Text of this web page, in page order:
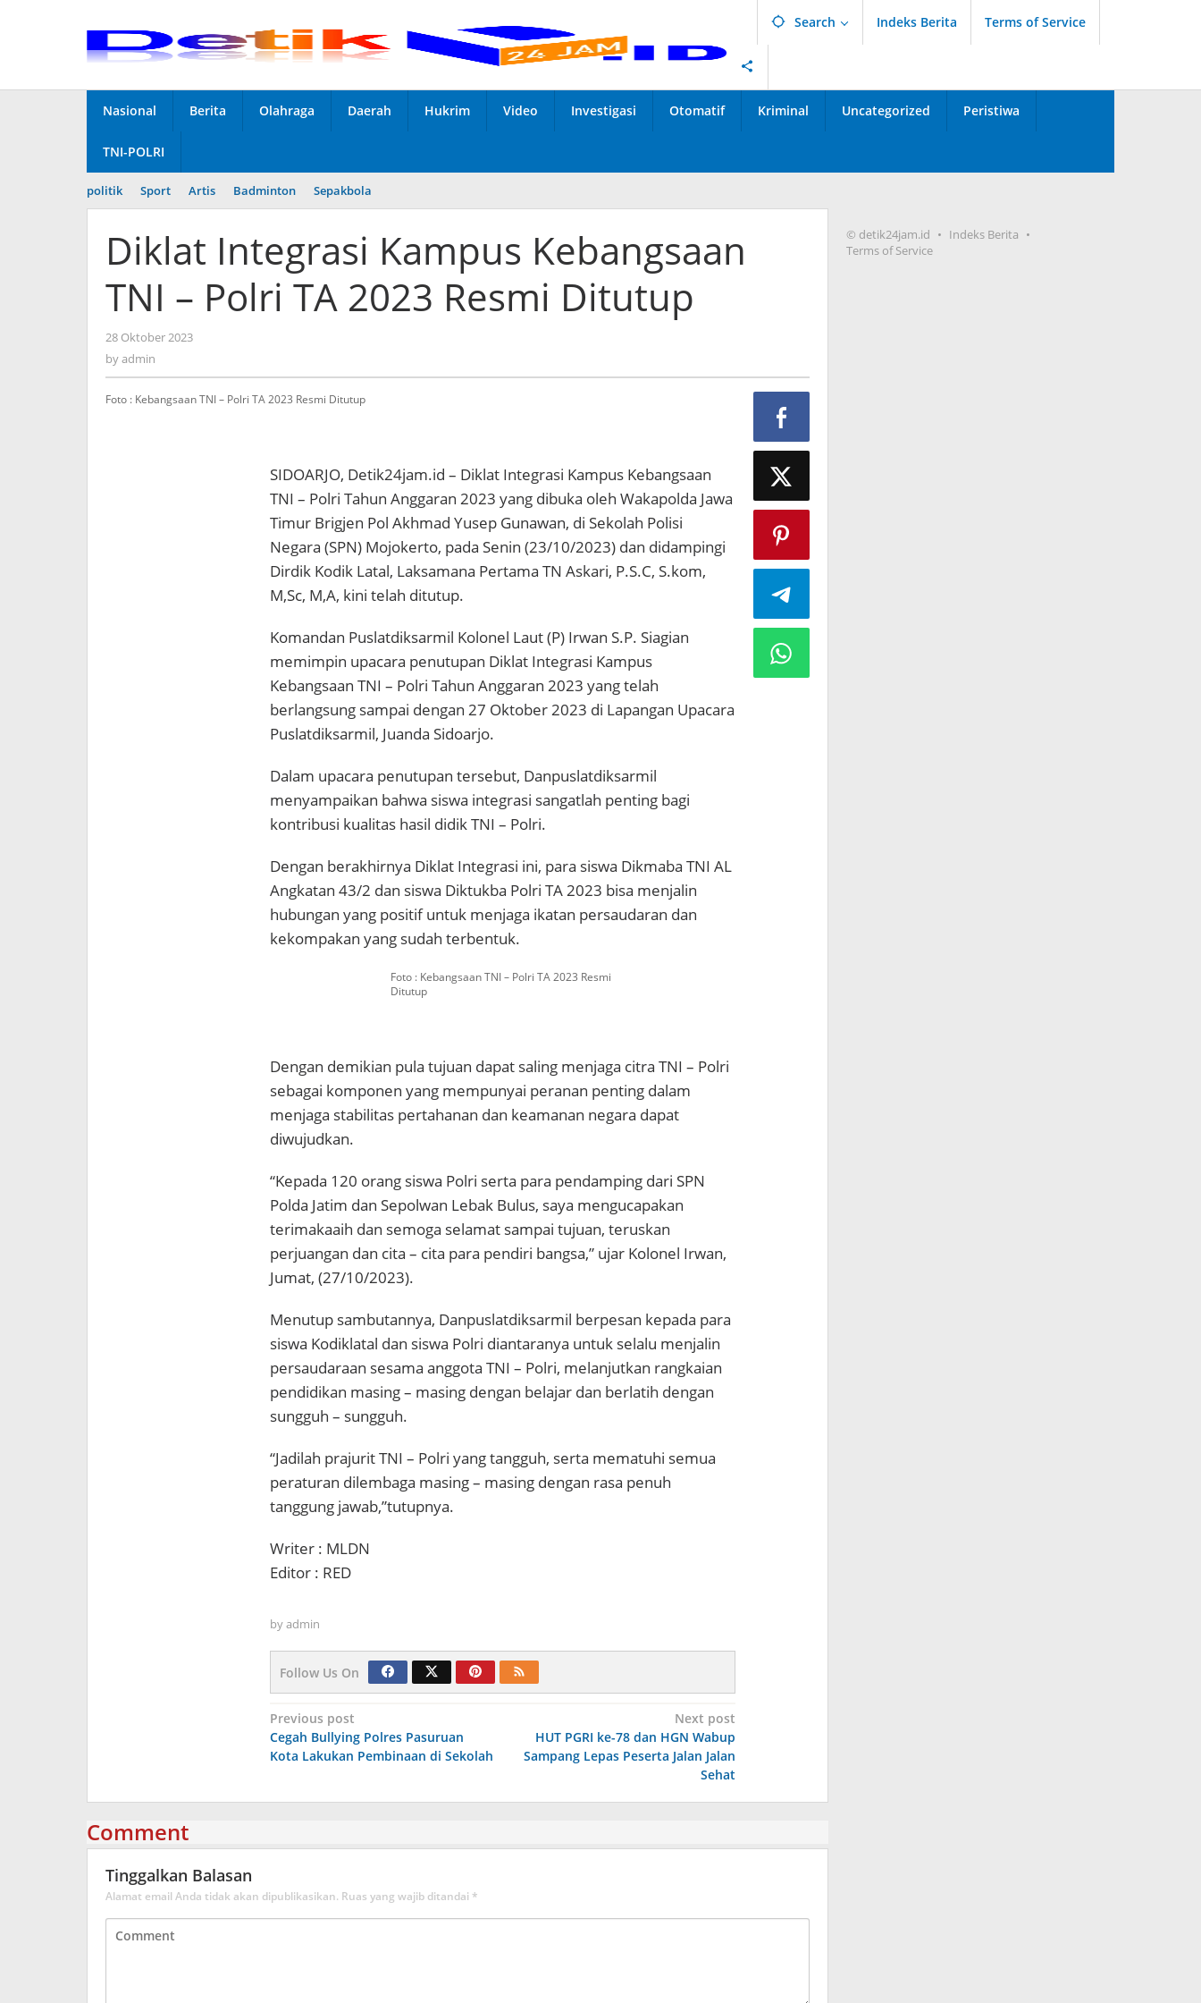
Search Indeks Berita Terms of Service
Nasional Berita Olahraga Daerah Hukrim Video Investigasi Otomatif Kriminal Uncategorized Peristiwa
TNI-POLRI
politik Sport Artis Badminton Sepakbola
Diklat Integrasi Kampus Kebangsaan
TNI – Polri TA 2023 Resmi Ditutup
28 Oktober 2023
byadmin
Foto : Kebangsaan TNI – Polri TA 2023 Resmi Ditutup
SIDOARJO, Detik24jam.id – Diklat Integrasi Kampus Kebangsaan
TNI – Polri Tahun Anggaran 2023 yang dibuka oleh Wakapolda Jawa
Timur Brigjen Pol Akhmad Yusep Gunawan, di Sekolah Polisi
Negara (SPN) Mojokerto, pada Senin (23/10/2023) dan didampingi
Dirdik Kodik Latal, Laksamana Pertama TN Askari, P.S.C, S.kom,
M,Sc, M,A, kini telah ditutup.
Komandan Puslatdiksarmil Kolonel Laut (P) Irwan S.P. Siagian
memimpin upacara penutupan Diklat Integrasi Kampus
Kebangsaan TNI – Polri Tahun Anggaran 2023 yang telah
berlangsung sampai dengan 27 Oktober 2023 di Lapangan Upacara
Puslatdiksarmil, Juanda Sidoarjo.
Dalam upacara penutupan tersebut, Danpuslatdiksarmil
menyampaikan bahwa siswa integrasi sangatlah penting bagi
kontribusi kualitas hasil didik TNI – Polri.
Dengan berakhirnya Diklat Integrasi ini, para siswa Dikmaba TNI AL
Angkatan 43/2 dan siswa Diktukba Polri TA 2023 bisa menjalin
hubungan yang positif untuk menjaga ikatan persaudaran dan
kekompakan yang sudah terbentuk.
Foto : Kebangsaan TNI – Polri TA 2023 Resmi
Ditutup
Dengan demikian pula tujuan dapat saling menjaga citra TNI – Polri
sebagai komponen yang mempunyai peranan penting dalam
menjaga stabilitas pertahanan dan keamanan negara dapat
diwujudkan.
“Kepada 120 orang siswa Polri serta para pendamping dari SPN
Polda Jatim dan Sepolwan Lebak Bulus, saya mengucapakan
terimakaaih dan semoga selamat sampai tujuan, teruskan
perjuangan dan cita – cita para pendiri bangsa,” ujar Kolonel Irwan,
Jumat, (27/10/2023).
Menutup sambutannya, Danpuslatdiksarmil berpesan kepada para
siswa Kodiklatal dan siswa Polri diantaranya untuk selalu menjalin
persaudaraan sesama anggota TNI – Polri, melanjutkan rangkaian
pendidikan masing – masing dengan belajar dan berlatih dengan
sungguh – sungguh.
“Jadilah prajurit TNI – Polri yang tangguh, serta mematuhi semua
peraturan dilembaga masing – masing dengan rasa penuh
tanggung jawab,”tutupnya.
Writer : MLDN
Editor : RED
byadmin
Follow Us On
Navigasi
pos
Previous post
Cegah Bullying Polres Pasuruan
Kota Lakukan Pembinaan di Sekolah
Next post
HUT PGRI ke-78 dan HGN Wabup
Sampang Lepas Peserta Jalan Jalan
Sehat
Comment
Tinggalkan Balasan
Alamat email Anda tidak akan dipublikasikan. Ruas yang wajib ditandai *
© detik24jam.id
Indeks Berita
Terms of Service